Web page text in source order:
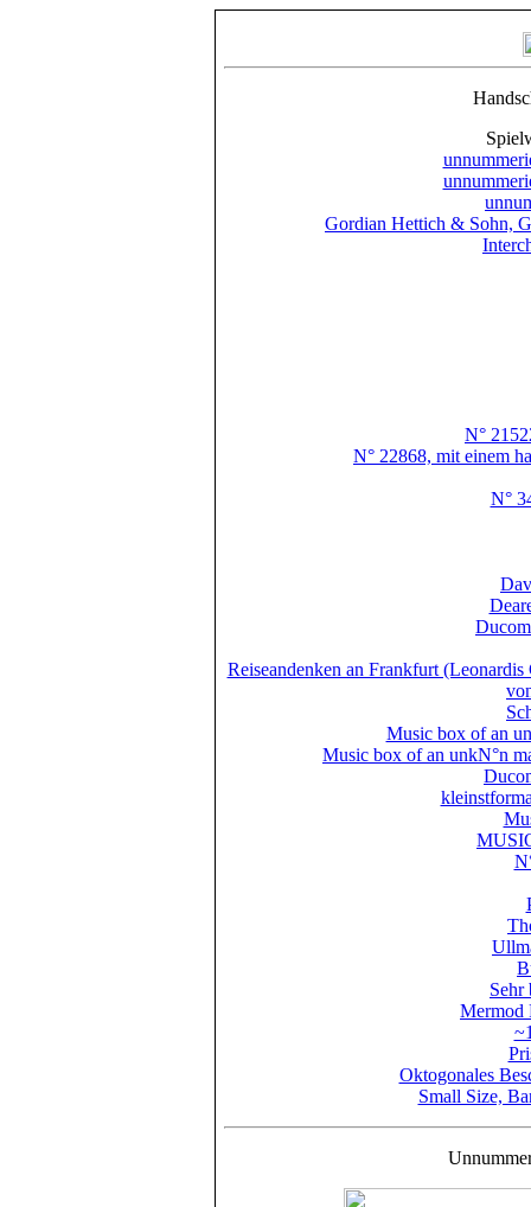
Gordian Hettich & Sohn,
N°
N° 22868, mit einem
N°
Reiseandenken an Frankfurt
Music box of an
Music box of an unkN°n
Sehr
Mermod
Oktogonales
Small Size,